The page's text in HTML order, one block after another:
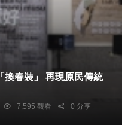
現原民傳統
7,595 觀看 0 分享